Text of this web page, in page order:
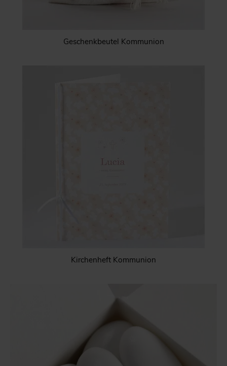
Geschenkbeutel Kommunion
Kirchenheft Kommunion